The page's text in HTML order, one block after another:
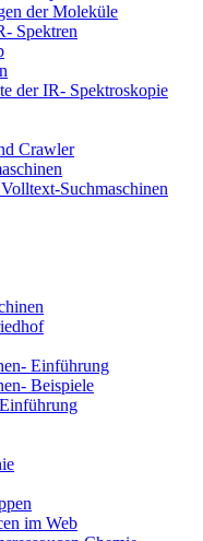
der Moleküle
Spektren
der IR- Spektroskopie
Crawler
Suchmaschinen
Einführung
Beispiele
im Web